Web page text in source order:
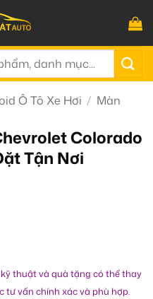
Ô Tô Xe Hơi / Màn
Colorado
Tận Nơi
thuật và quà tặng có thể thay
tư vấn chính xác và phù hợp.